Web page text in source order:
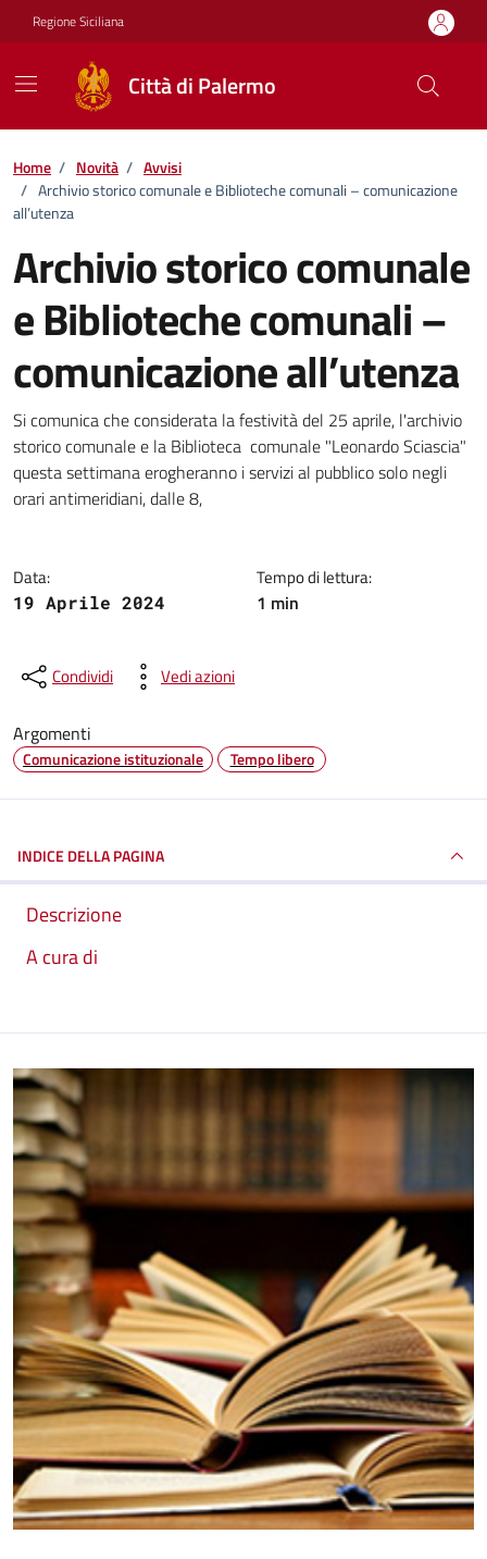
Vai ai contenuti
Vai al footer
Regione Siciliana
Città di Palermo
Home / Novità / Avvisi
/ Archivio storico comunale e Biblioteche comunali – comunicazione
all’utenza
Archivio storico comunale
e Biblioteche comunali –
comunicazione all’utenza
Dettagli della notizia
Si comunica che considerata la festività del 25 aprile, l'archivio
storico comunale e la Biblioteca comunale "Leonardo Sciascia"
questa settimana erogheranno i servizi al pubblico solo negli
orari antimeridiani, dalle 8,
Data:
19 Aprile 2024
Tempo di lettura:
1 min
Condividi Vedi azioni
Argomenti
Comunicazione istituzionale Tempo libero
INDICE DELLA PAGINA
Descrizione
A cura di